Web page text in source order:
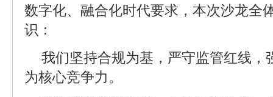
数字化、融合化时代要求，本次沙龙全
识：
我们坚持合规为基，严守监管红线，
为核心竞争力。